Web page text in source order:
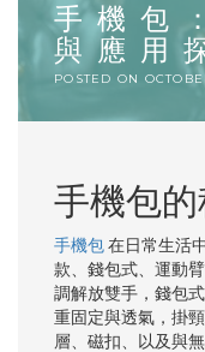
手機包
與應用
POSTED ON
手機包
手機包在日常生活
款、錢包式、運動
調解放雙手，錢包
重固定與透氣，掛
層、磁扣、以及與